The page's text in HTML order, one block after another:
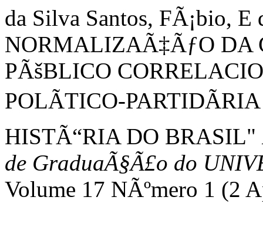
da Silva Santos, FÃ¡bio,
NORMALIZAÃ‡ÃƒO DA
PÃšBLICO
POLÃTICO-
HISTÃ“RIA DO BRASIL"
de GraduaÃ§Ã£o do
Volume 17 NÃºmero 1 (2